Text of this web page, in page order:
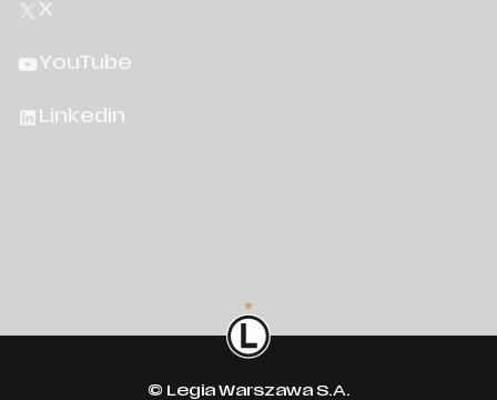
X
YouTube
Linkedin
© Legia Warszawa S.A.